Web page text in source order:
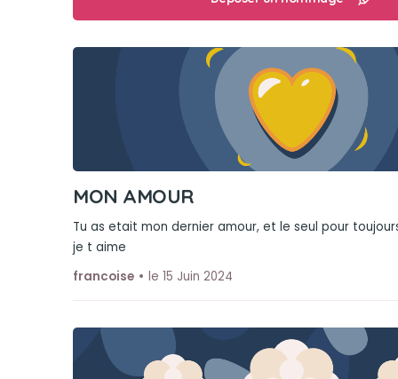
MON AMOUR
Tu as etait mon dernier amour, et le seul pour
je t aime
francoise
le 15 Juin 2024